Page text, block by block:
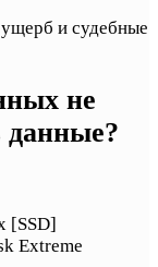
и судебные
не
данные?
[SSD]
Extreme